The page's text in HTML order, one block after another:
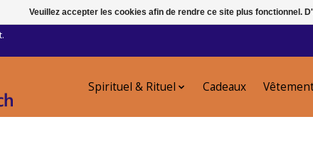
Spirituel & Rituel Cadeaux
Veuillez accepter les cookies afin de rendre ce site plus fonctionnel.